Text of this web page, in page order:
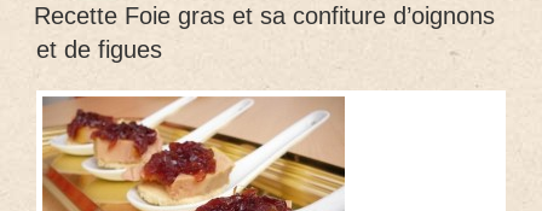
Recette Foie gras et sa confiture d’oignons
et de figues